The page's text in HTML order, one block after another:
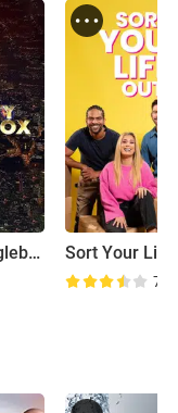
Celebrity Gogglebox Sort Your Life
7.9